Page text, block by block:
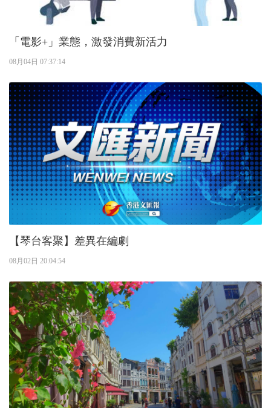
「電影+」業態，激發消費新活力
08月04日 07:37:14
【琴台客聚】差異在編劇
08月02日 20:04:54